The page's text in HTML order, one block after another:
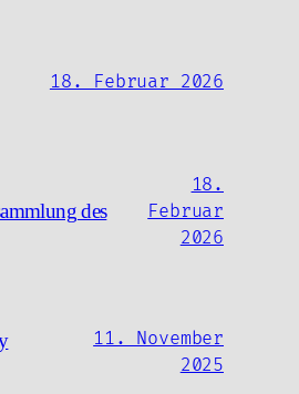
18. Februar 2026
des
18.
Februar
2026
11. November
2025